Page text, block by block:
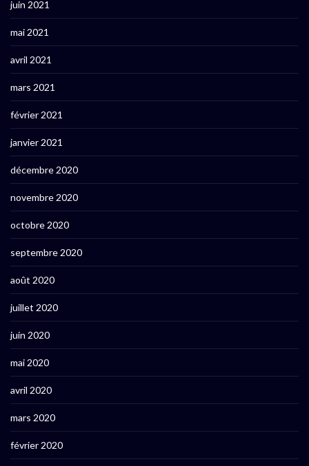
juin 2021
mai 2021
avril 2021
mars 2021
février 2021
janvier 2021
décembre 2020
novembre 2020
octobre 2020
septembre 2020
août 2020
juillet 2020
juin 2020
mai 2020
avril 2020
mars 2020
février 2020